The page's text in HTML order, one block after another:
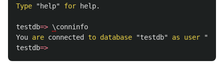
Type
"help" for help.
testdb=> \conninfo
You are connected to database "testdb" as user
testdb=>